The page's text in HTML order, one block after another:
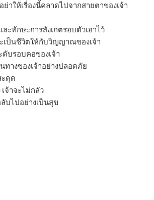
ย่าให้เรื่องนี้คลาดไปจากสายตาของเจ้า
ะทักษะการสังเกตรอบตัวเอาไว้
ะเป็นชีวิตให้กับวิญญาณของเจ้า
ดับรอบคอของเจ้า
ทางของเจ้าอย่างปลอดภัย
ะดุด
จ้าจะไม่กลัว
ลับไปอย่างเป็นสุข